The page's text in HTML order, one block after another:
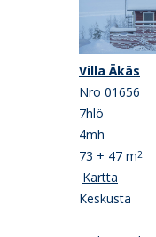
Villa Äkäs
Nro 01656
7hlö
4mh
73 + 47 m2
Kartta
Keskusta